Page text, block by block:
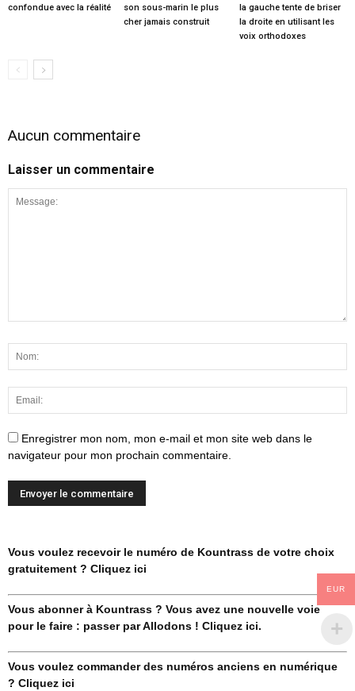
confondue avec la réalité
son sous-marin le plus
cher jamais construit
la gauche tente de briser
la droite en utilisant les
voix orthodoxes
Aucun commentaire
Laisser un commentaire
Enregistrer mon nom, mon e-mail et mon site web dans le
navigateur pour mon prochain commentaire.
Vous voulez recevoir le numéro de Kountrass de votre choix
gratuitement ? Cliquez ici
Vous abonner à Kountrass ? Vous avez une nouvelle voie
pour le faire : passer par Allodons ! Cliquez ici.
Vous voulez commander des numéros anciens en numérique
? Cliquez ici
EUR